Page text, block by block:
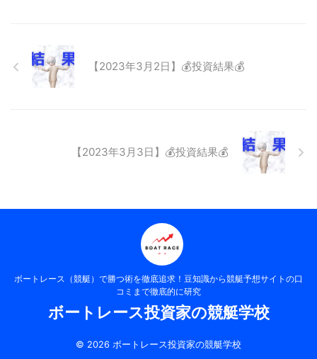
【2023年3月2日】💰投資結果💰
【2023年3月3日】💰投資結果💰
ボートレース（競艇）で勝つ術を徹底追求！豆知識から競艇予想サイトの口
コミまで徹底的に研究
ボートレース投資家の競艇学校
© 2026 ボートレース投資家の競艇学校